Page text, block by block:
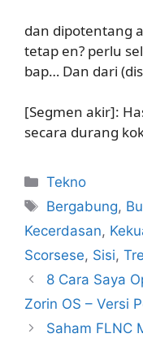
dan dipotentang
tetap en? perlu
bap… Dan dari
[Segmen akir]:
secara durang
Kategori
Tekno
Tag
Bergabung,
Kecerdasan,
Scorsese, Sisi,
8 Cara Saya
Zorin OS – Versi
Saham FLNC